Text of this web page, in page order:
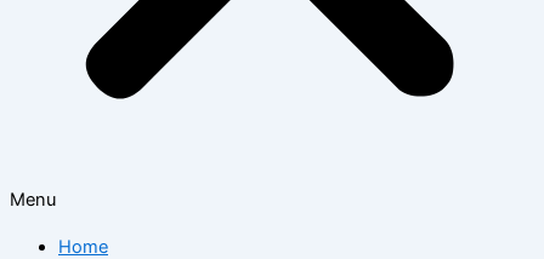
Menu
Home